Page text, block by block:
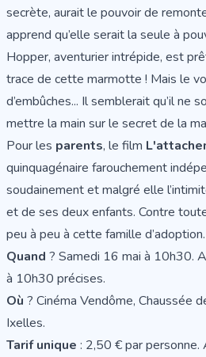
secrète, aurait le pouvoir de
apprend qu’elle serait la seule à
Hopper, aventurier intrépide, est
trace de cette marmotte ! Mais le
d’embûches... Il semblerait qu’il ne
mettre la main sur le secret de la
Pour les parents, le film
quinquagénaire farouchement
soudainement et malgré elle
et de ses deux enfants. Contre
peu à peu à cette famille d’adoption.
Quand ? Samedi 16 mai à 10h30.
à 10h30 précises.
Où ? Cinéma Vendôme, Chaussée
Ixelles.
Tarif unique : 2,50 € par